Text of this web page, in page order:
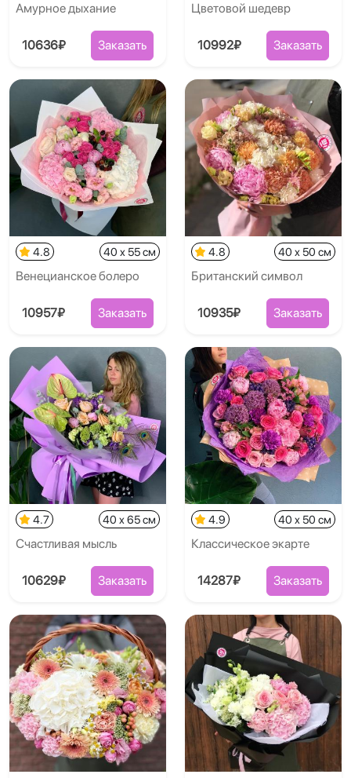
Амурное дыхание
10636₽ Заказать
Цветовой шедевр
10992₽ Заказать
4.8 40 x 55 см
Венецианское болеро
10957₽ Заказать
4.8 40 x 50 см
Британский символ
10935₽ Заказать
4.7 40 x 65 см
Счастливая мысль
10629₽ Заказать
4.9 40 x 50 см
Классическое экарте
14287₽ Заказать